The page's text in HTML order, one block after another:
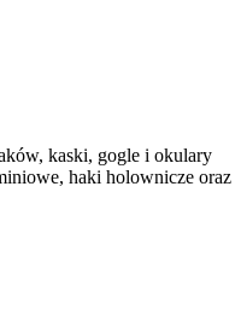
kaski, gogle i okulary
haki holownicze oraz